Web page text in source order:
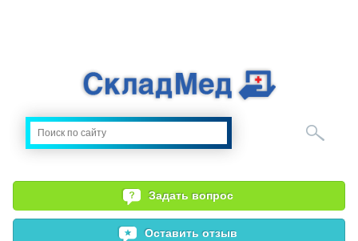
Задать вопрос
Оставить отзыв